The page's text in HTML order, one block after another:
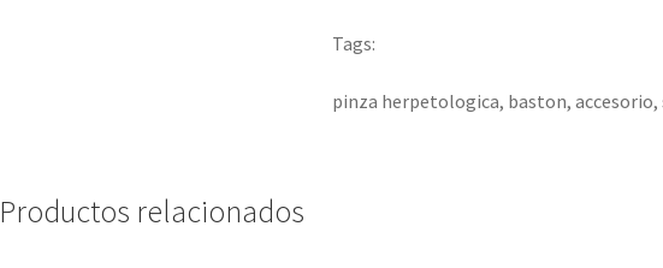
Tags:
pinza herpetologica, baston, accesorio,
Productos relacionados